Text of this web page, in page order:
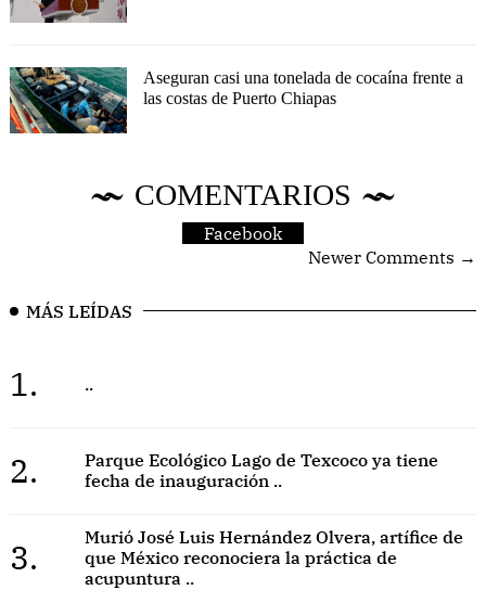
Aseguran casi una tonelada de cocaína frente a
las costas de Puerto Chiapas
COMENTARIOS
Facebook
Newer Comments →
MÁS LEÍDAS
1. ..
2.
Parque Ecológico Lago de Texcoco ya tiene
fecha de inauguración ..
3.
Murió José Luis Hernández Olvera, artífice de
que México reconociera la práctica de
acupuntura ..